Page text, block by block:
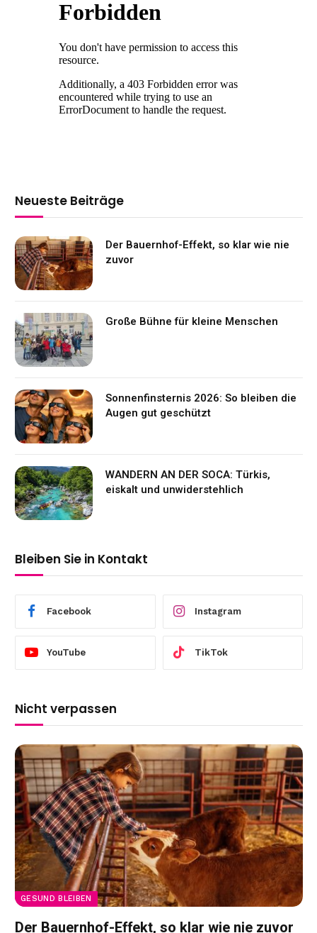
Neueste Beiträge
Der Bauernhof-Effekt, so klar wie nie
zuvor
Große Bühne für kleine Menschen
Sonnenfinsternis 2026: So bleiben die
Augen gut geschützt
WANDERN AN DER SOCA: Türkis,
eiskalt und unwiderstehlich
Bleiben Sie in Kontakt
Facebook Instagram
YouTube TikTok
Nicht verpassen
GESUND BLEIBEN
Der Bauernhof-Effekt, so klar wie nie zuvor